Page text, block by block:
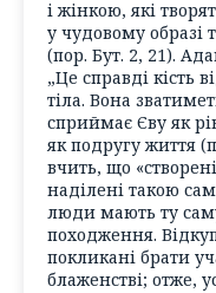
і жінкою, які
у чудовому образі
(пор. Бут. 2, 21).
„Це справді кість
тіла. Вона
сприймає Єву як
як подругу життя
вчить, що
наділені такою
люди мають ту
походження.
покликані брати
блаженстві; отже,